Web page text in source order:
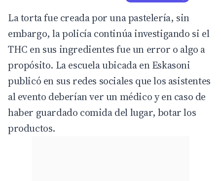
La torta fue creada por una pastelería, sin
embargo, la policía continúa investigando si el
THC en sus ingredientes fue un error o algo a
propósito. La escuela ubicada en Eskasoni
publicó en sus redes sociales que los asistentes
al evento deberían ver un médico y en caso de
haber guardado comida del lugar, botar los
productos.